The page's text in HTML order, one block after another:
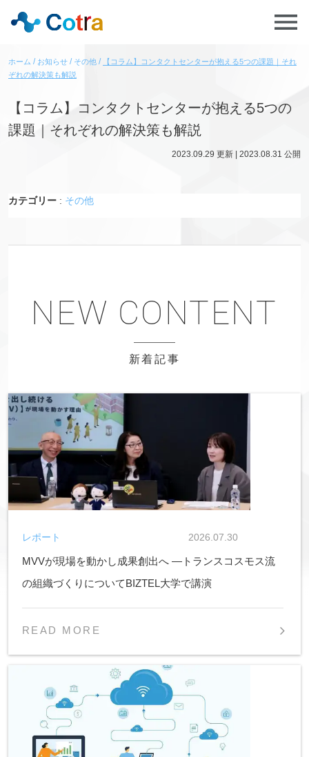
ホーム お知らせ その他
【コラム】コンタクトセンターが抱える5つの課題｜それ
ぞれの解決策も解説
【コラム】コンタクトセンターが抱える5つの
課題｜それぞれの解決策も解説
2023.09.29 更新 | 2023.08.31 公開
カテゴリー : その他
新着記事
MVVが現場を動かし成果創出へ ―トランスコスモス流
の組織づくりについてBIZTEL大学で講演
2026.07.30
レポート
READ MORE